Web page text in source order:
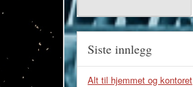
Siste innlegg
Alt til hjemmet og kontoret